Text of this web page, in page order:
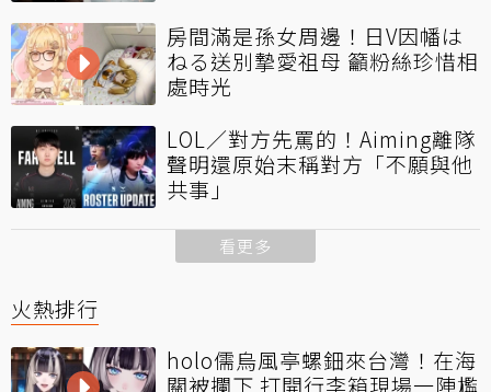
房間滿是孫女周邊！日V因幡は
ねる送別摯愛祖母 籲粉絲珍惜相
處時光
LOL／對方先罵的！Aiming離隊
聲明還原始末稱對方「不願與他
共事」
看更多
火熱排行
holo儒烏風亭螺鈿來台灣！在海
關被攔下 打開行李箱現場一陣尷